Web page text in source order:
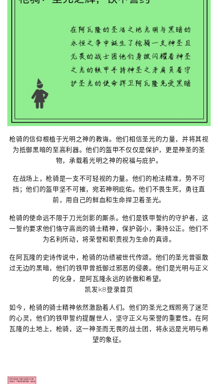
枪骑的信仰根植于光明之神的教诲。他们相信圣光的力量，并将其视
为抵御黑暗的至高利器。他们的盔甲不仅仅是保护，更是神圣的圣
物，承载着光明之神的祝福与庇护。
在战场上，枪骑是一支不可轻视的力量。他们的枪法精准，势不可
挡；他们的盔甲坚不可摧，宛若神明庇佑。他们不畏生死，勇往直
前，用自己的鲜血和生命捍卫着圣光。
枪骑的使命远不限于刀光剑影的厮杀。他们是铁甲誓约的守护者，这
一誓约要求他们恪守高尚的骑士精神，保护弱小，秉持公正。他们不
为名利所动，将荣誉和职责视为生命的真谛。
在阿瓦隆的史诗传说中，枪骑的功绩被世代传颂。他们的圣光曾驱散
过无边的黑暗，他们的铁甲曾抵御过邪恶的侵袭。他们是光明与正义
的化身，是阿瓦隆永远的骄傲和希望。
凯发k8登录首页
如今，枪骑的骑士精神依然激励着人们。他们的圣光之辉照亮了迷茫
的心灵，他们的铁甲誓约提醒世人，坚守正义与荣誉的重要性。在阿
瓦隆的土地上，枪骑，这一神圣而无畏的战士团，将永远是光明与希
望的象征。